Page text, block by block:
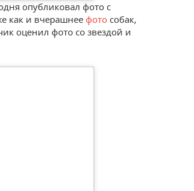
опубликовал фото с
как и вчерашнее фото собак,
оценил фото со звездой и